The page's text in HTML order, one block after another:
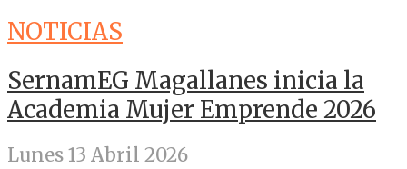
NOTICIAS
SernamEG Magallanes inicia la
Academia Mujer Emprende 2026
Lunes 13 Abril 2026